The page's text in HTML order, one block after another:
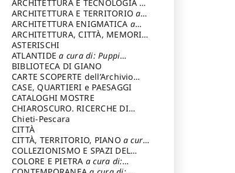
cura di: Poretti Sergio
ARCHITETTURA E TECNOLOGIA a
cura di: Carrara Gianfranco
ARCHITETTURA E TERRITORIOa
cura di: Pietrogrande Enrico
ARCHITETTURA ENIGMATICA a
cura di: Lenci Ruggero
ARCHITETTURA, CITTÀ, MEMORIA
a cura di: Valeriani Enrico
ASTERISCHI
ATLANTIDEa cura di: Puppi
Lionello
BIBLIOTECA DI GIANO
CARTE SCOPERTE dell’Archivio
Storico Capitolino
CASE, QUARTIERI e PAESAGGI
CATALOGHI MOSTRE
CHIAROSCURO. RICERCHE DI
STORIA E STORIA DELL'ARTE
cura di: Di Carpegna Falconieri
Tommaso
Chieti-Pescara
CITTÀ
CITTÀ, TERRITORIO, PIANO a cura
di: Imbesi Giuseppe
COLLEZIONISMO E SPAZI DEL
COLLEZIONISMO a cura di:
COLORE E PIETRA a cura di: